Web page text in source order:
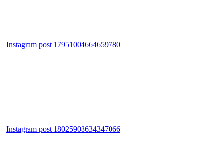
Instagram post 17951004664659780
Instagram post 18025908634347066